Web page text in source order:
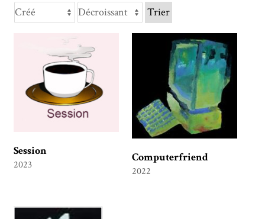
Trier
Session
2023
Computerfriend
2022